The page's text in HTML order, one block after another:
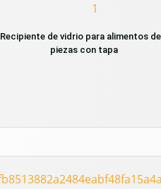
Recipiente de vidrio para alimentos
piezas con tapa